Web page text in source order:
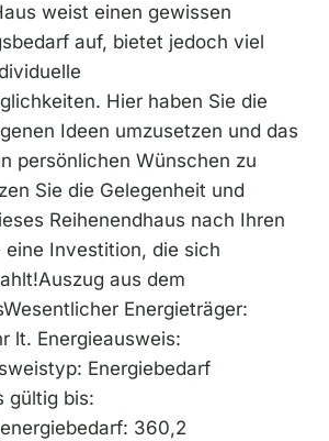
weist einen gewissen
auf, bietet jedoch viel
Hier haben Sie die
Ideen umzusetzen und das
persönlichen Wünschen zu
Sie die Gelegenheit und
Reihenendhaus nach Ihren
Investition, die sich
aus dem
Energieträger:
lt. Energieausweis:
Energiebedarf
gültig bis:
360,2